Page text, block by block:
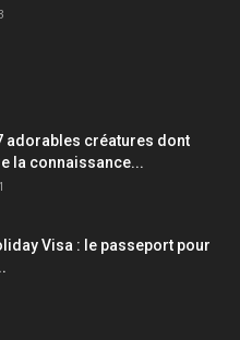
adorables créatures dont
la connaissance...
Visa : le passeport pour